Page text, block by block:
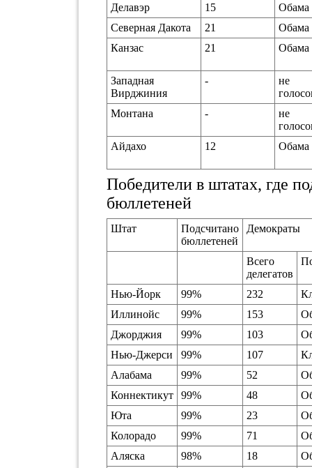
Делавэр
15
Обама
Северная Дакота
21
Обама
Канзас
21 Обама
Западная
Вирджиния
-
не
Монтана
-
не
Айдахо
12 Обама
Победители в штатах, где
бюллетеней
Штат
Подсчитано
бюллетеней
Демократы
Всего
делегатов
Нью-Йорк 99% 232
Иллинойс
99% 153
Джорджия
99% 103
Нью-Джерси
99% 107
Алабама
99% 52
Коннектикут
99% 48
Юта
99% 23
Колорадо
99% 71
Аляска
98% 18